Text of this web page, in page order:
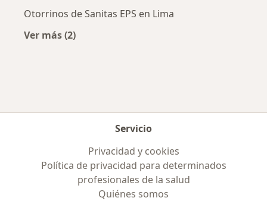
Otorrinos de Sanitas EPS en Lima
Ver más (2)
Servicio
Privacidad y cookies
Política de privacidad para determinados
profesionales de la salud
Quiénes somos